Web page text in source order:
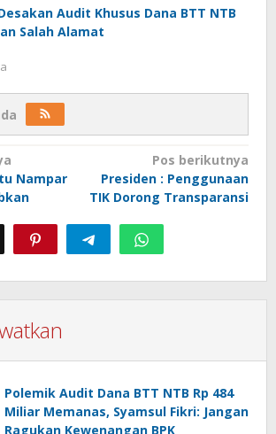
Audit Khusus Dana BTT NTB
Salah Alamat
Nampar
Pos berikutnya
Presiden : Penggunaan
TIK Dorong Transparansi
Polemik Audit Dana BTT NTB Rp 484
Miliar Memanas, Syamsul Fikri: Jangan
Ragukan Kewenangan BPK